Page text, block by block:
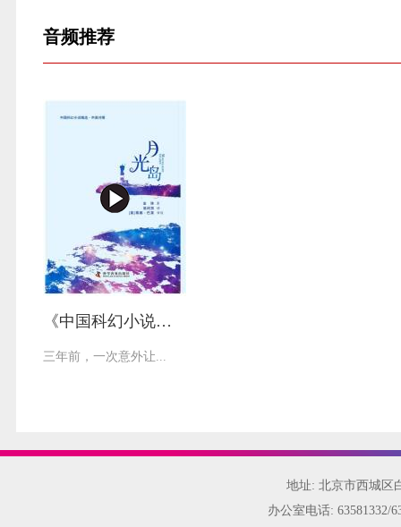
音频推荐
《中国科幻小说精选之月光岛》
三年前，一次意外让...
地址: 北京市西城区
办公室电话: 63581332/